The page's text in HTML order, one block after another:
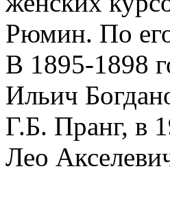
Рюмин. По
В 1895-1898
Ильич
Г.Б. Пранг, в
Лео